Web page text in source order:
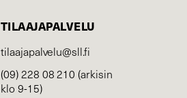
TILAAJAPALVELU
tilaajapalvelu@sll.fi
(09) 228 08 210 (arkisin
klo 9-15)